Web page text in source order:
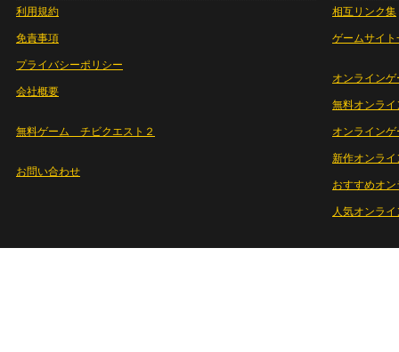
利用規約
免責事項
プライバシーポリシー
会社概要
無料ゲーム チビクエスト２
お問い合わせ
相互リンク集
ゲームサイト
オンラインゲ
無料オンライ
オンライン
新作オンライ
おすすめオ
人気オンラ